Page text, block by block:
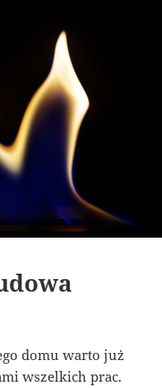
domu warto już
wszelkich prac.